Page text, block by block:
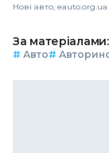
Нові авто, eauto.org.ua
За матеріалами:
# Авто#